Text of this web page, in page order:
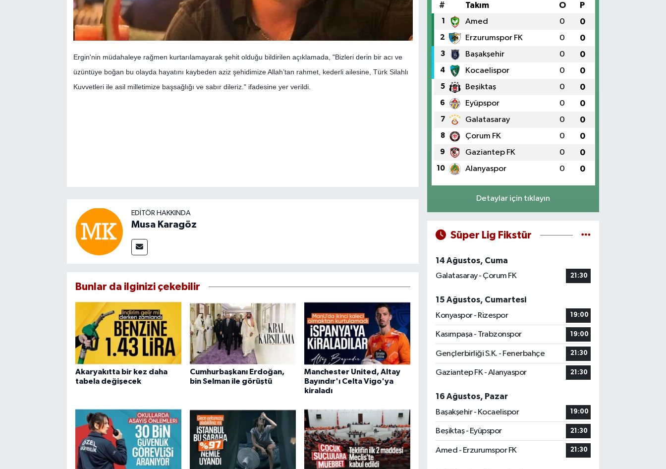
Ergin'nin müdahaleye rağmen kurtarılamayarak şehit olduğu bildirilen açıklamada, "Bizleri derin bir acı ve
üzüntüye boğan bu olayda hayatını kaybeden aziz şehidimize Allah’tan rahmet, kederli ailesine, Türk Silahlı
Kuvvetleri ile asil milletimize başsağlığı ve sabır dileriz." ifadesine yer verildi.
EDITÖR HAKKINDA
Musa Karagöz
Bunlar da ilginizi çekebilir
Akaryakıtta bir kez daha
tabela değişecek
Cumhurbaşkanı Erdoğan,
bin Selman ile görüştü
Manchester United, Altay
Bayındır'ı Celta Vigo'ya
kiraladı
# Takım O P
1 Amed 0 0
2 Erzurumspor FK 0 0
3 Başakşehir 0 0
4 Kocaelispor 0 0
5 Beşiktaş 0 0
6 Eyüpspor 0 0
7 Galatasaray 0 0
8 Çorum FK 0 0
9 Gaziantep FK 0 0
10 Alanyaspor 0 0
Detaylar için tıklayın
Süper Lig Fikstür
14 Ağustos, Cuma
Galatasaray - Çorum FK
21:30
15 Ağustos, Cumartesi
Konyaspor - Rizespor
19:00
Kasımpaşa - Trabzonspor 19:00
Gençlerbirliği S.K. - Fenerbahçe 21:30
Gaziantep FK - Alanyaspor 21:30
16 Ağustos, Pazar
Başakşehir - Kocaelispor
19:00
Beşiktaş - Eyüpspor 21:30
Amed - Erzurumspor FK 21:30